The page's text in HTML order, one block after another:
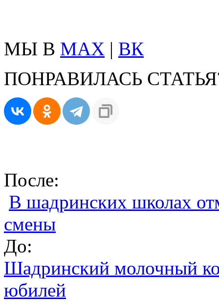
МЫ В MAX | ВК
ПОНРАВИЛАСЬ
После:
В шадринских школах
смены
До:
Шадринский молочный
юбилей